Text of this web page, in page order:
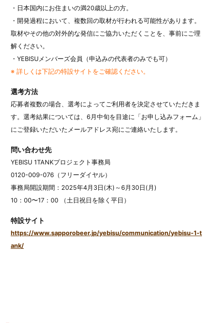
・日本国内にお住まいの満20歳以上の方。
・開発過程において、複数回の取材が行われる可能性があります。
取材やその他の対外的な発信にご協力いただくことを、事前にご理
解ください。
・YEBISUメンバーズ会員（申込みの代表者のみでも可）
※ 詳しくは下記の特設サイトをご確認ください。
選考方法
応募者複数の場合、選考によってご利用者を決定させていただきま
す。選考結果については、6月中旬を目途に「お申し込みフォーム」
にご登録いただいたメールアドレス宛にご連絡いたします。
問い合わせ先
YEBISU 1TANKプロジェクト事務局
0120-009-076（フリーダイヤル）
事務局開設期間：2025年4月3日(木)～6月30日(月)
10：00〜17：00 （土日祝日を除く平日）
特設サイト
https://www.sapporobeer.jp/yebisu/communication/yebisu-1-t
ank/